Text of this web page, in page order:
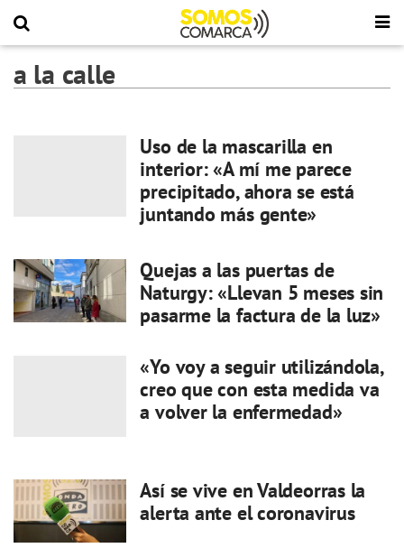
a la calle
Uso de la mascarilla en
interior: «A mí me parece
precipitado, ahora se está
juntando más gente»
Quejas a las puertas de
Naturgy: «Llevan 5 meses sin
pasarme la factura de la luz»
«Yo voy a seguir utilizándola,
creo que con esta medida va
a volver la enfermedad»
Así se vive en Valdeorras la
alerta ante el coronavirus